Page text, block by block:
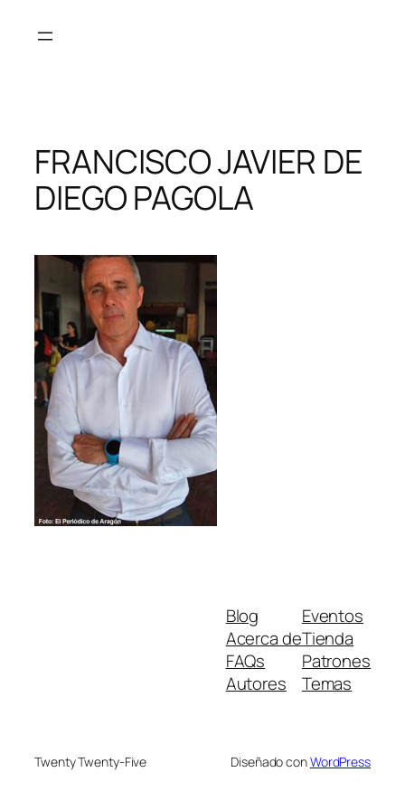
FRANCISCO JAVIER DE
DIEGO PAGOLA
Blog
Acerca de
FAQs
Autores
Eventos
Tienda
Patrones
Temas
Twenty Twenty-Five Diseñado conWordPress